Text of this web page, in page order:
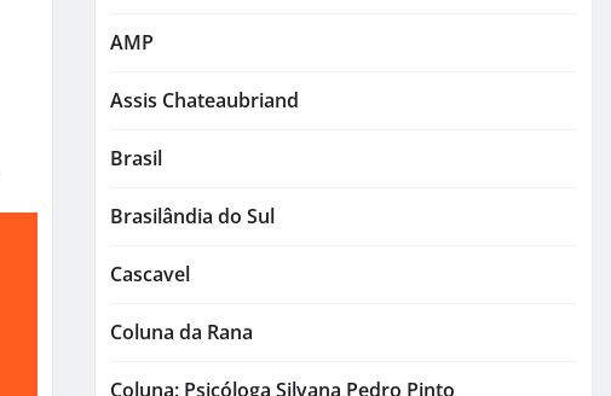
AMP
Assis Chateaubriand
Brasil
Brasilândia do Sul
Cascavel
Coluna da Rana
Coluna: Psicóloga Silvana Pedro Pinto